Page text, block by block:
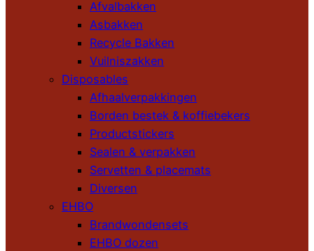
Afvalbakken
Asbakken
Recycle Bakken
Vuilniszakken
Disposables
Afhaalverpakkingen
Borden bestek & koffiebekers
Productstickers
Sealen & verpakken
Servetten & placemats
Diversen
EHBO
Brandwondensets
EHBO dozen